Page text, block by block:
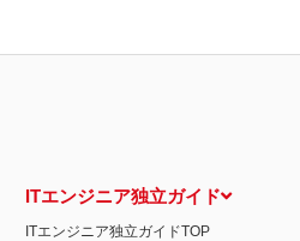
ITエンジニア独立ガイド
ITエンジニア独立ガイドTOP